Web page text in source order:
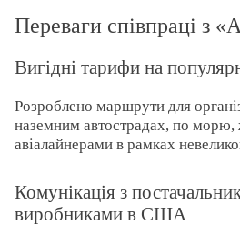
Переваги співпраці з
Вигідні тарифи на
Розроблено маршрути для
наземним автострадах, по
авіалайнерами в рамках
Комунікація з
виробниками в США